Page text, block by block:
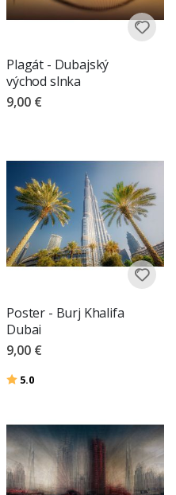
Plagát - Dubajský
východ slnka
9,00 €
Poster - Burj Khalifa
Dubai
9,00 €
Hodnotenie:
5.0